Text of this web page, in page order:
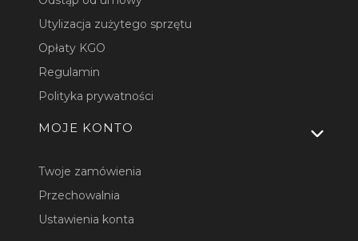
Utylizacja zużytego sprzętu
Opłaty KGO
Regulamin
Polityka prywatności
MOJE KONTO
Twoje zamówienia
Przechowalnia
Ustawienia konta